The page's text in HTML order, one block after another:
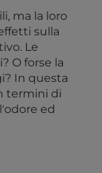
ma la loro
sulla
Le
O forse la
In questa
termini di
ed